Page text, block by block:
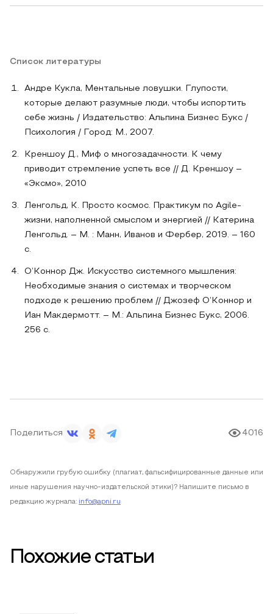
Список литературы
Андре Кукла, Ментальные ловушки. Глупости,
которые делают разумные люди, чтобы испортить
себе жизнь / Издательство: Альпина Бизнес Букс /
Психология / Город: М., 2007.
Креншоу Д., Миф о многозадачности. К чему
приводит стремление успеть все // Д. Креншоу –
«Эксмо», 2010
Ленгольд, К. Просто космос. Практикум по Agile-
жизни, наполненной смыслом и энергией // Катерина
Ленгольд. – М. : Манн, Иванов и Фербер, 2019. – 160
с.
О’Коннор Дж. Искусство системного мышления:
Необходимые знания о системах и творческом
подходе к решению проблем // Джозеф О’Коннор и
Иан Макдермотт. – М.: Альпина Бизнес Букс, 2006.
256 с.
Поделиться 4016
Обнаружили грубую ошибку (плагиат, фальсифицированные данные или
иные нарушения научно-издательской этики)? Напишите письмо в
редакцию журнала: info@apni.ru
Похожие статьи